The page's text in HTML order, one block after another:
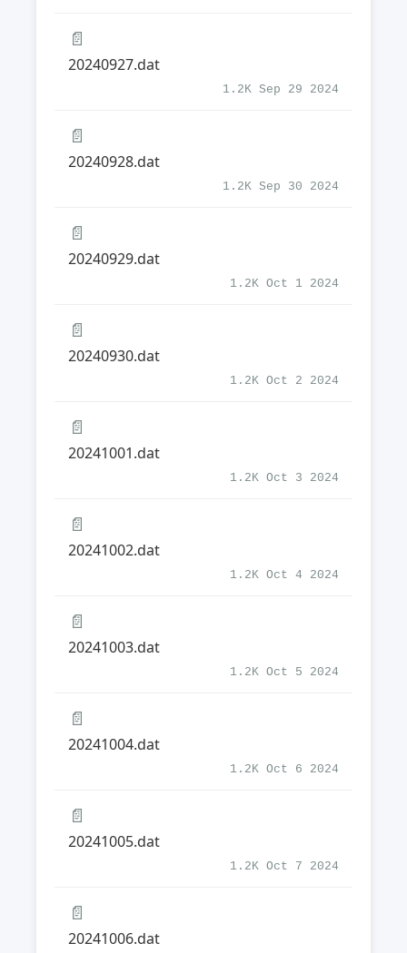
📄
20240927.dat
1.2K Sep 29 2024
📄
20240928.dat
1.2K Sep 30 2024
📄
20240929.dat
1.2K Oct 1 2024
📄
20240930.dat
1.2K Oct 2 2024
📄
20241001.dat
1.2K Oct 3 2024
📄
20241002.dat
1.2K Oct 4 2024
📄
20241003.dat
1.2K Oct 5 2024
📄
20241004.dat
1.2K Oct 6 2024
📄
20241005.dat
1.2K Oct 7 2024
📄
20241006.dat